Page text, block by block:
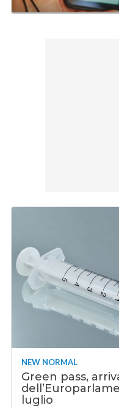
NEW NORMAL
Green pass,
luglio